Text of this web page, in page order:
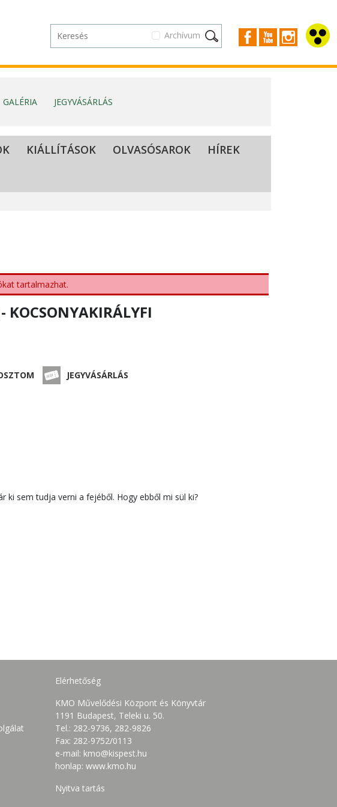
Archívum
GALÉRIA JEGYVÁSÁRLÁS
KIÁLLÍTÁSOK OLVASÓSAROK
HÍREK
tartalmazhat.
KOCSONYAKIRÁLYFI
JEGYVÁSÁRLÁS
ki sem tudja verni a fejéből. Hogy ebből mi sül ki?
Elérhetőség
KMO Művelődési Központ és Könyvtár
1191 Budapest, Teleki u. 50.
Tel.: 282-9736, 282-9826
Fax: 282-9752/0113
e-mail: kmo@kispest.hu
honlap: www.kmo.hu
Nyitva tartás